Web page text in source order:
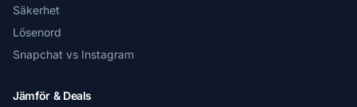
Säkerhet
Lösenord
Snapchat vs Instagram
Jämför & Deals